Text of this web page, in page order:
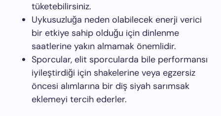
tüketebilirsiniz.
Uykusuzluğa neden olabilecek enerji verici
bir etkiye sahip olduğu için dinlenme
saatlerine yakın almamak önemlidir.
Sporcular, elit sporcularda bile performansı
iyileştirdiği için shakelerine veya egzersiz
öncesi alımlarına bir diş siyah sarımsak
eklemeyi tercih ederler.